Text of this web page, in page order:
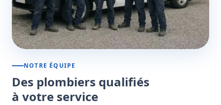
NOTRE ÉQUIPE
Des plombiers qualifiés
à votre service